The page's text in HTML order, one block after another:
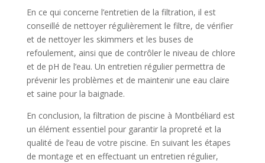
En ce qui concerne l’entretien de la filtration, il est
conseillé de nettoyer régulièrement le filtre, de vérifier
et de nettoyer les skimmers et les buses de
refoulement, ainsi que de contrôler le niveau de chlore
et de pH de l’eau. Un entretien régulier permettra de
prévenir les problèmes et de maintenir une eau claire
et saine pour la baignade.
En conclusion, la filtration de piscine à Montbéliard est
un élément essentiel pour garantir la propreté et la
qualité de l’eau de votre piscine. En suivant les étapes
de montage et en effectuant un entretien régulier,